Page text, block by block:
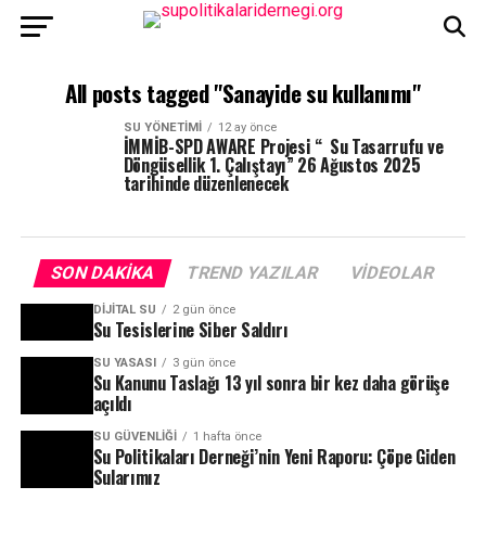
All posts tagged "Sanayide su kullanımı"
SU YÖNETIMI 12 ay önce
İMMİB-SPD AWARE Projesi “ Su Tasarrufu ve
Döngüsellik 1. Çalıştayı” 26 Ağustos 2025
tarihinde düzenlenecek
SON DAKIKA TREND YAZILAR VIDEOLAR
DIJITAL SU 2 gün önce
Su Tesislerine Siber Saldırı
SU YASASI 3 gün önce
Su Kanunu Taslağı 13 yıl sonra bir kez daha görüşe
açıldı
SU GÜVENLIĞI 1 hafta önce
Su Politikaları Derneği’nin Yeni Raporu: Çöpe Giden
Sularımız